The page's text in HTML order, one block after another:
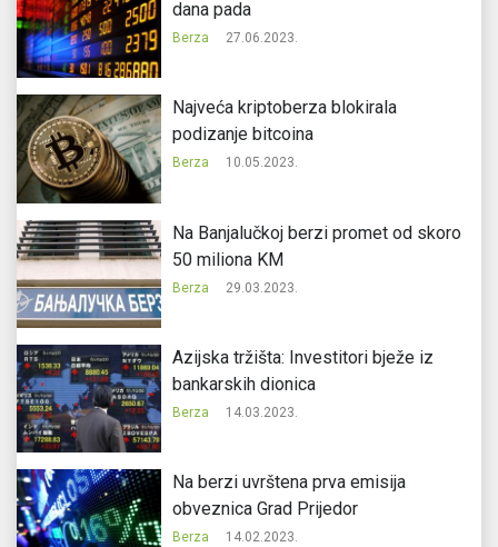
dana pada
Berza 27.06.2023.
Najveća kriptoberza blokirala
podizanje bitcoina
Berza 10.05.2023.
Na Banjalučkoj berzi promet od skoro
50 miliona KM
Berza 29.03.2023.
Azijska tržišta: Investitori bježe iz
bankarskih dionica
Berza 14.03.2023.
Na berzi uvrštena prva emisija
obveznica Grad Prijedor
Berza 14.02.2023.